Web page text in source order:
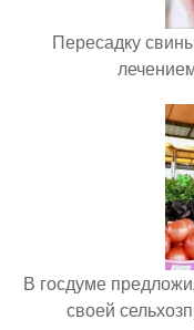
Пересадку
В госдуме
своей